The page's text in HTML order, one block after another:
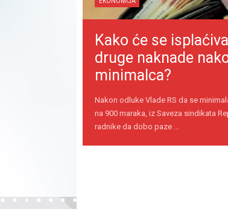
Kako će se
druge naknade
minimalca?
Nakon odluke Vlade RS da se
na 900 maraka, iz Saveza sindikata
radnike da dobo paze ...